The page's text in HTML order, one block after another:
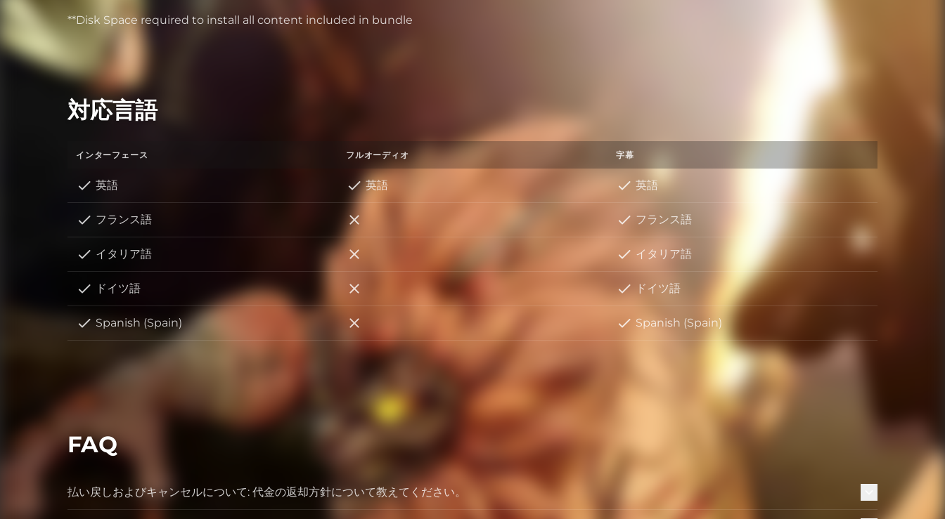
**Disk Space required to install all content included in bundle
対応言語
インターフェース フルオーディオ 字幕
英語 英語 英語
フランス語
フランス語
フランス語
イタリア語
イタリア語
イタリア語
ドイツ語
ドイツ語
ドイツ語
Spanish (Spain)
Spanish (Spain)
Spanish (Spain)
FAQ
払い戻しおよびキャンセルについて: 代金の返却方針について教えてください。